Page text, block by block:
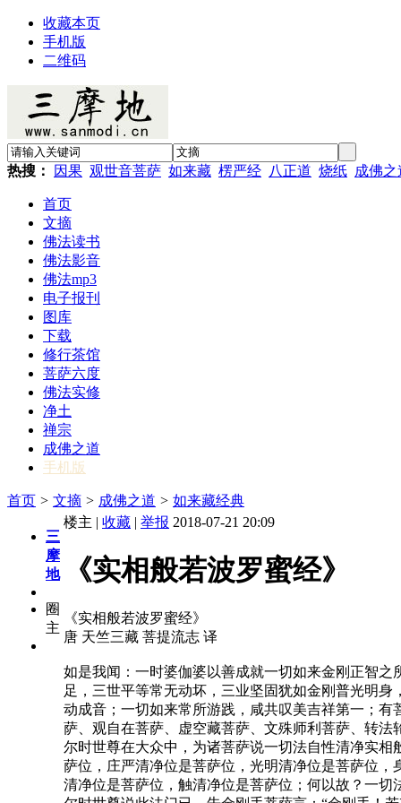
收藏本页
手机版
二维码
热搜： 因果 观世音菩萨 如来藏 楞严经 八正道 烧纸 成佛之
首页
文摘
佛法读书
佛法影音
佛法mp3
电子报刊
图库
下载
修行茶馆
菩萨六度
佛法实修
净土
禅宗
成佛之道
手机版
首页 > 文摘 > 成佛之道 > 如来藏经典
三
摩
地
圈
主
楼主 | 收藏 | 举报 2018-07-21 20:09
《实相般若波罗蜜经》
《实相般若波罗蜜经》
唐 天竺三藏 菩提流志 译
如是我闻：一时婆伽婆以善成就一切如来金刚正智
足，三世平等常无动坏，三业坚固犹如金刚普光明
动成音；一切如来常所游践，咸共叹美吉祥第一；
萨、观自在菩萨、虚空藏菩萨、文殊师利菩萨、转
尔时世尊在大众中，为诸菩萨说一切法自性清净实
萨位，庄严清净位是菩萨位，光明清净位是菩萨位
清净位是菩萨位，触清净位是菩萨位；何以故？一